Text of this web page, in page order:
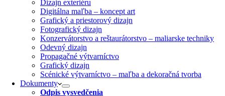
Dizajn exteriéru
Digitálna maľba – koncept art
Grafický a priestorový dizajn
Fotografický dizajn
Konzervátorstvo a reštaurátorstvo – maliarske techniky
Odevný dizajn
Propagačné výtvarníctvo
Grafický dizajn
Scénické výtvarníctvo – maľba a dekoračná tvorba
Dokumenty
Odpis vysvedčenia